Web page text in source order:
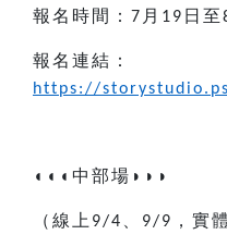
報名時間： 7 月 19 日至
報名連結：
https://
◖◖◖ 中部場 ◗◗◗
（線上 9/4 9/9 ，實體